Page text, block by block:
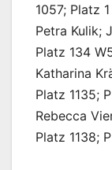
1057; Platz
Petra Kulik;
Platz 134
Katharina
Platz 1135;
Rebecca
Platz 1138;